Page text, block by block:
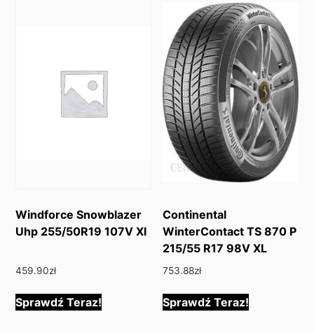
Windforce Snowblazer
Uhp 255/50R19 107V Xl
459.90zł
Sprawdź Teraz!
Continental
WinterContact TS 870 P
215/55 R17 98V XL
753.88zł
Sprawdź Teraz!